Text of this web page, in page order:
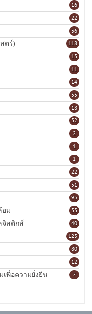
16
22
36
118
ตร์)
13
11
14
55
18
32
2
1
1
22
51
95
33
อม
40
จิสติกส์
123
80
12
7
เพื่อความยั่งยืน